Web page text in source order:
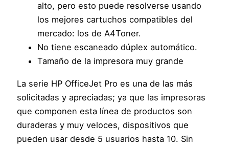
alto, pero esto puede resolverse usando
los mejores cartuchos compatibles del
mercado: los de A4Toner.
No tiene escaneado dúplex automático.
Tamaño de la impresora muy grande
La serie HP OfficeJet Pro es una de las más
solicitadas y apreciadas; ya que las impresoras
que componen esta línea de productos son
duraderas y muy veloces, dispositivos que
pueden usar desde 5 usuarios hasta 10. Sin